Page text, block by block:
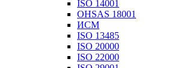
ISO 14001
OHSAS 18001
ИСМ
ISO 13485
ISO 20000
ISO 22000